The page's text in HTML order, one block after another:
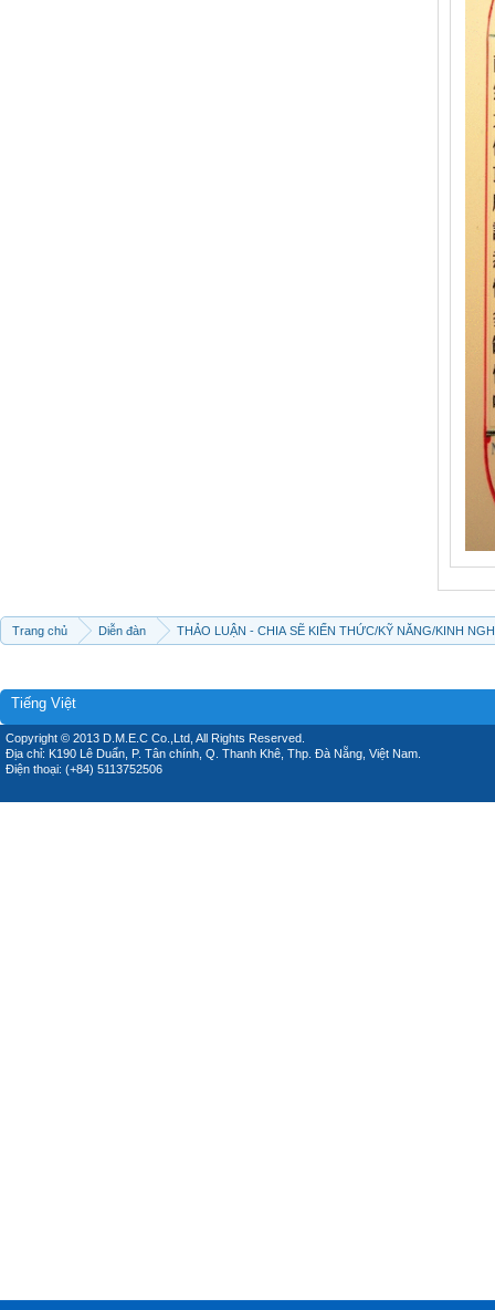
Trang chủ Diễn đàn THẢO LUẬN - CHIA SẼ KIẾN THỨC/KỸ NĂNG/KINH
Tiếng Việt
Copyright © 2013 D.M.E.C Co.,Ltd, All Rights Reserved.
Địa chỉ: K190 Lê Duẩn, P. Tân chính, Q. Thanh Khê, Thp. Đà Nẵng, Việt Nam.
Điện thoại: (+84) 5113752506